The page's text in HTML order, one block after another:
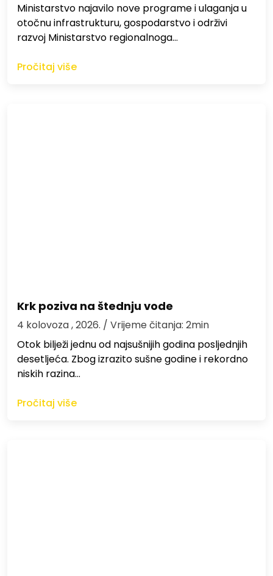
Ministarstvo najavilo nove programe i ulaganja u
otočnu infrastrukturu, gospodarstvo i održivi
razvoj Ministarstvo regionalnoga…
Pročitaj više
Krk poziva na štednju vode
4 kolovoza , 2026. / Vrijeme čitanja: 2min
Otok bilježi jednu od najsušnijih godina posljednjih
desetljeća. Zbog izrazito sušne godine i rekordno
niskih razina…
Pročitaj više